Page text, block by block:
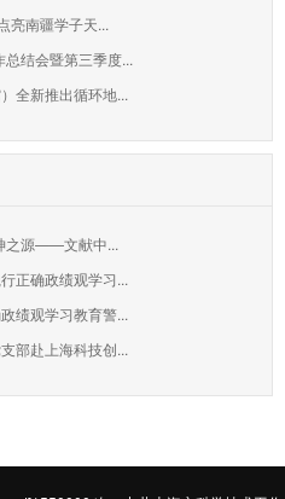
亮南疆学子天...
总结会暨第三季度...
全新推出循环地...
之源——文献中...
正确政绩观学习...
绩观学习教育警...
部赴上海科技创...